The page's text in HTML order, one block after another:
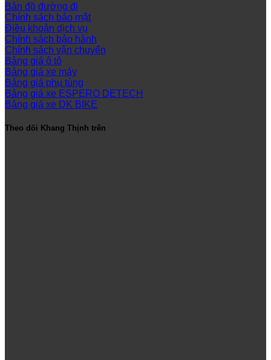
Bản đồ đường đi
Chính sách bảo mật
Điều khoản dịch vụ
Chính sách bảo hành
Chính sách vận chuyển
Bảng giá ô tô
Bảng giá xe máy
Bảng giá phụ tùng
Bảng giá xe ESPERO DETECH
Bảng giá xe DK BIKE
Theo dõi Khang Thịnh trên